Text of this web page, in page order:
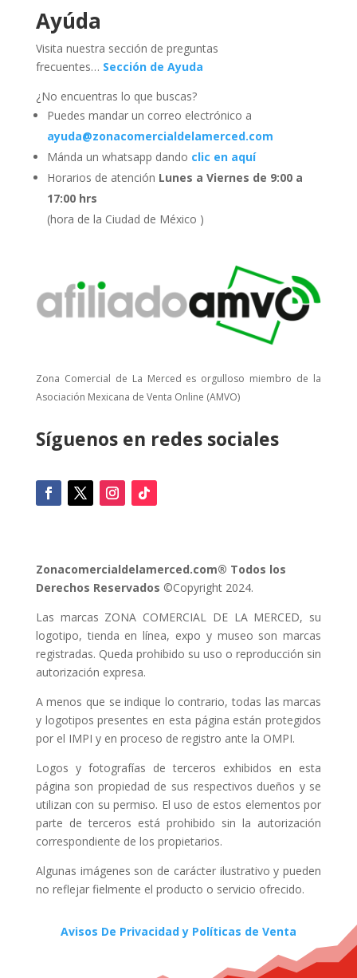
Ayúda
Visita nuestra sección de preguntas
frecuentes… Sección de Ayuda
¿No encuentras lo que buscas?
Puedes mandar un correo electrónico a
ayuda@zonacomercialdelamerced.com
Mánda un whatsapp dando clic en aquí
Horarios de atención Lunes a Viernes de 9:00 a
17:00 hrs
(hora de la Ciudad de México )
Zona Comercial de La Merced es orgulloso miembro de la
Asociación Mexicana de Venta Online (AMVO)
Síguenos en redes sociales
Zonacomercialdelamerced.com® Todos los
Derechos Reservados ©Copyright 2024.
Las marcas ZONA COMERCIAL DE LA MERCED, su
logotipo, tienda en línea, expo y museo son marcas
registradas. Queda prohibido su uso o reproducción sin
autorización expresa.
A menos que se indique lo contrario, todas las marcas
y logotipos presentes en esta página están protegidos
por el IMPI y en proceso de registro ante la OMPI.
Logos y fotografías de terceros exhibidos en esta
página son propiedad de sus respectivos dueños y se
utilizan con su permiso. El uso de estos elementos por
parte de terceros está prohibido sin la autorización
correspondiente de los propietarios.
Algunas imágenes son de carácter ilustrativo y pueden
no reflejar fielmente el producto o servicio ofrecido.
Avisos De Privacidad y Políticas de Venta